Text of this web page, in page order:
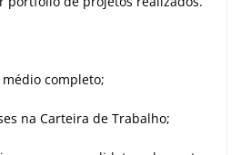
completo;
na Carteira de Trabalho;